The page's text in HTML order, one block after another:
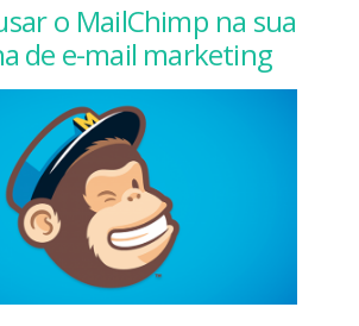
o MailChimp na sua
de e-mail marketing